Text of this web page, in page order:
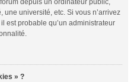
depuis un ordinateur public,
université, etc. Si vous n’arrivez
est probable qu’un administrateur
» ?